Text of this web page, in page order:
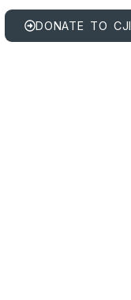
DONATE TO CJI